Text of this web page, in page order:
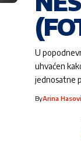
U
uhvaćen
jednosatne
ByArina